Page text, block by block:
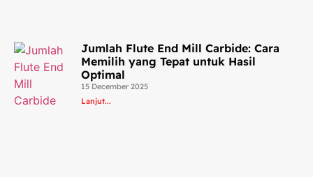
Jumlah Flute End Mill Carbide: Cara
Memilih yang Tepat untuk Hasil
Optimal
15 December 2025
Lanjut...